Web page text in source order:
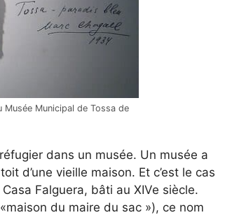
Musée Municipal de Tossa de
dans un musée. Un musée a
d’une vieille maison. Et c’est le cas
Falguera, bâti au XIVe siècle.
du maire du sac »), ce nom